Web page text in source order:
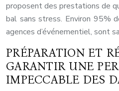
proposent des prestations de
bal sans stress. Environ 95%
agences d’événementiel, sont
PRÉPARATION ET
GARANTIR UNE
IMPECCABLE DES